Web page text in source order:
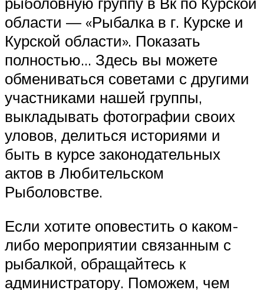
области — «Рыбалка в г. Курске и
Курской области». Показать
полностью… Здесь вы можете
обмениваться советами с другими
участниками нашей группы,
выкладывать фотографии своих
уловов, делиться историями и
быть в курсе законодательных
актов в Любительском
Рыболовстве.
Если хотите оповестить о каком-
либо мероприятии связанным с
рыбалкой, обращайтесь к
администратору. Поможем, чем